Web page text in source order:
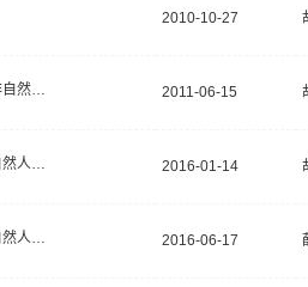
2010-10-27
有限责任公司(非自然人投资或控股的法人独资) 2011-06-15
有限责任公司(自然人投资或控股) 2016-01-14
有限责任公司(自然人投资或控股) 2016-06-17